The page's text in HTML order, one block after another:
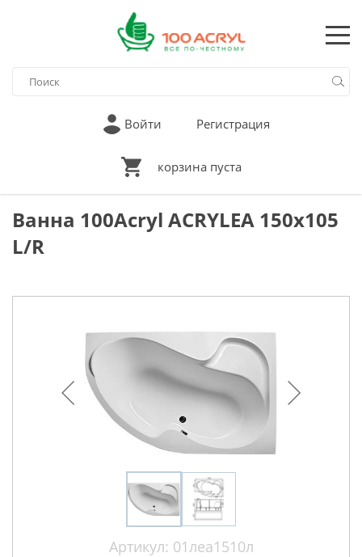
Войти Регистрация
корзина пуста
Ванна 100Acryl ACRYLEA 150х105
L/R
Артикул: 01леа1510л